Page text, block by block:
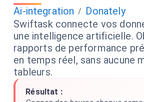
Ai-integration / Donately
Swiftask connecte vos
une intelligence artificielle.
rapports de performance
en temps réel, sans aucune
tableurs.
Résultat :